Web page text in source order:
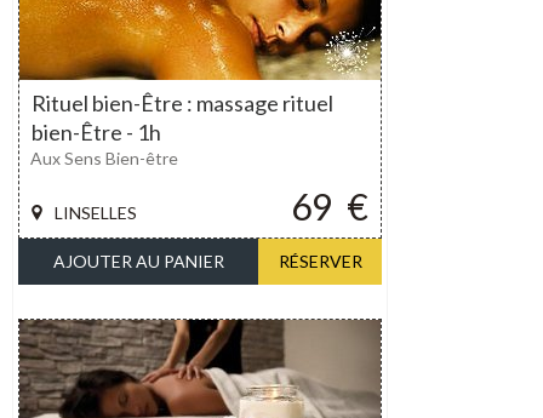
Rituel bien-Être : massage rituel
bien-Être - 1h
69 €
LINSELLES
Aux Sens Bien-être
AJOUTER AU PANIER RÉSERVER